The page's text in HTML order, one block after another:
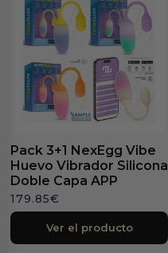
Pack 3+1 NexEgg Vibe
Huevo Vibrador Silicona
Doble Capa APP
179.85€
Ver el producto